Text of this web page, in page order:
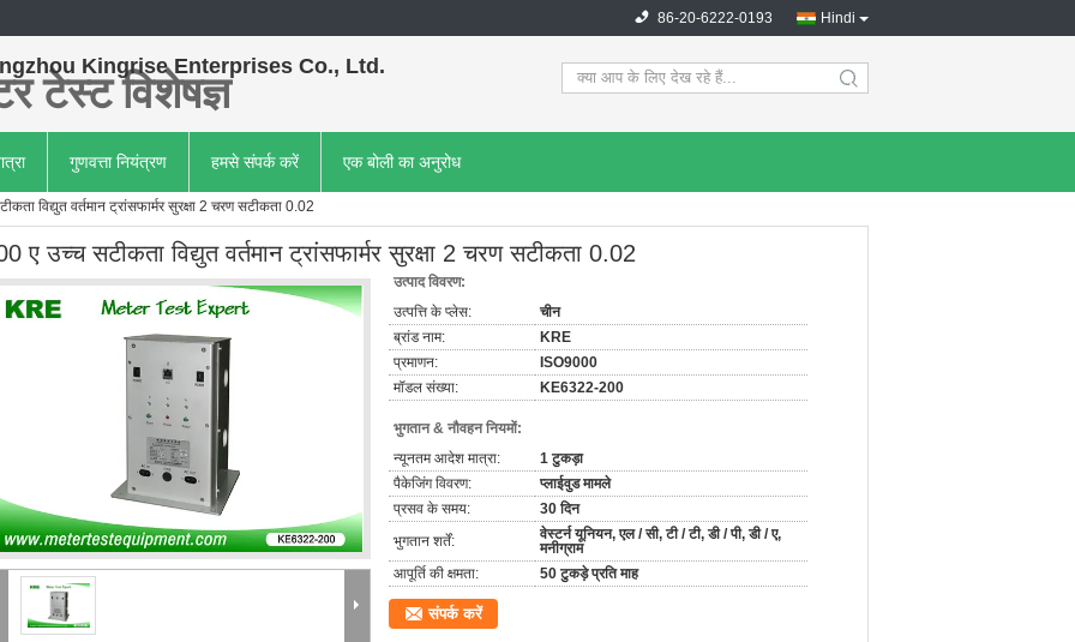
Hindi
86-20-6222-0193
Kingrise Enterprises Co., Ltd.
टेस्ट विशेषज्ञ search
गुणवत्ता नियंत्रण हमसे संपर्क करें एक बोली का अनुरोध
विद्युत वर्तमान ट्रांसफार्मर सुरक्षा 2 चरण सटीकता 0.02
ए उच्च सटीकता विद्युत वर्तमान ट्रांसफार्मर सुरक्षा 2 चरण सटीकता 0.02
उत्पाद विवरण:
उत्पत्ति के प्लेस:
चीन
ब्रांड नाम:
KRE
प्रमाणन:
ISO9000
मॉडल संख्या:
KE6322-200
भुगतान & नौवहन नियमों:
न्यूनतम आदेश मात्रा:
1 टुकड़ा
पैकेजिंग विवरण:
प्लाईवुड मामले
प्रसव के समय:
30 दिन
भुगतान शर्तें:
वेस्टर्न यूनियन, एल / सी, टी / टी, डी / पी, डी / ए,
मनीग्राम
आपूर्ति की क्षमता:
50 टुकड़े प्रति माह
संपर्क करें